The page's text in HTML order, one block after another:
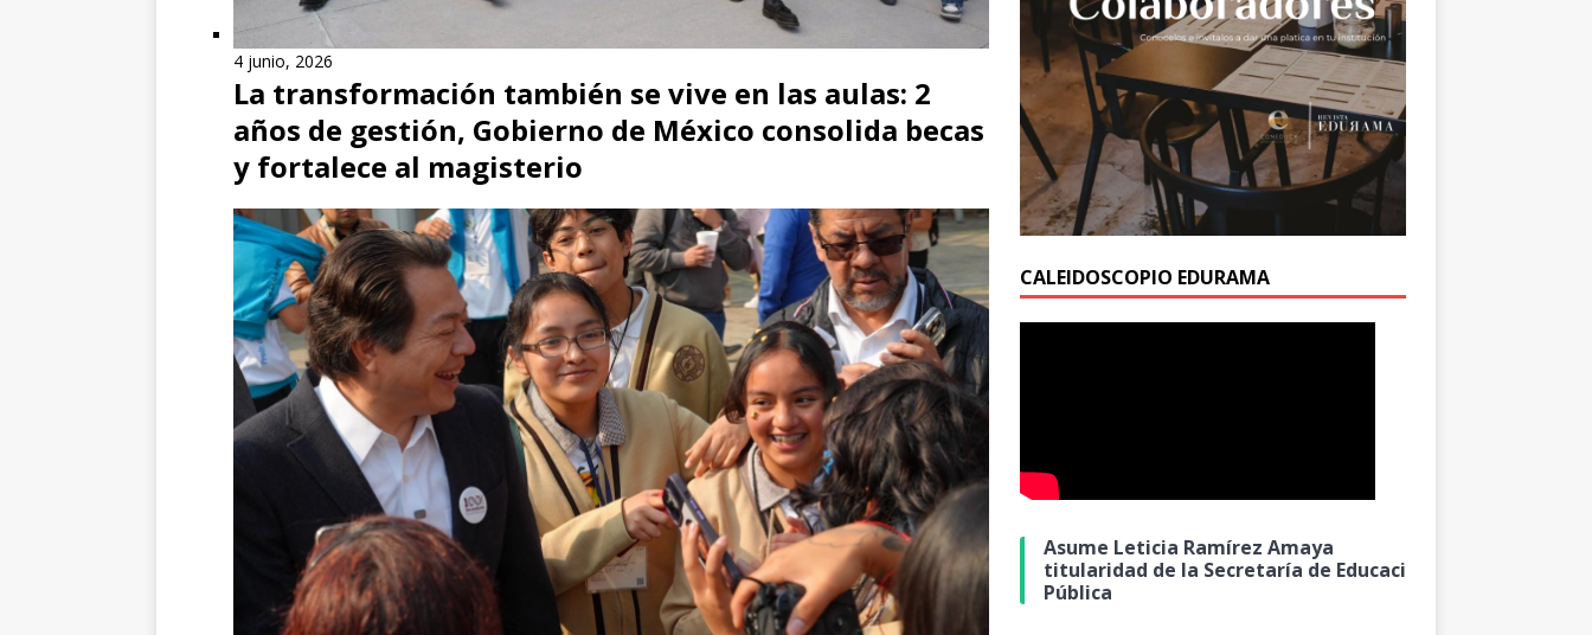
4 junio, 2026
La transformación también se vive en las aulas: 2
años de gestión, Gobierno de México consolida becas
y fortalece al magisterio
CALEIDOSCOPIO EDURAMA
Asume Leticia Ramírez Amaya
titularidad de la Secretaría de Educación
Pública